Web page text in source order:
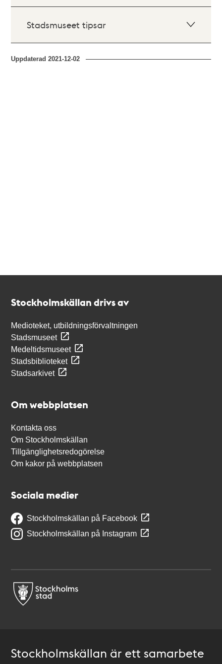
Stadsmuseet tipsar
Uppdaterad2021-12-02
Stockholmskällan drivs av
Medioteket, utbildningsförvaltningen
Stadsmuseet
Medeltidsmuseet
Stadsbiblioteket
Stadsarkivet
Om webbplatsen
Kontakta oss
Om Stockholmskällan
Tillgänglighetsredogörelse
Om kakor på webbplatsen
Sociala medier
Stockholmskällan på Facebook
Stockholmskällan på Instagram
Stockholmskällan är ett samarbete